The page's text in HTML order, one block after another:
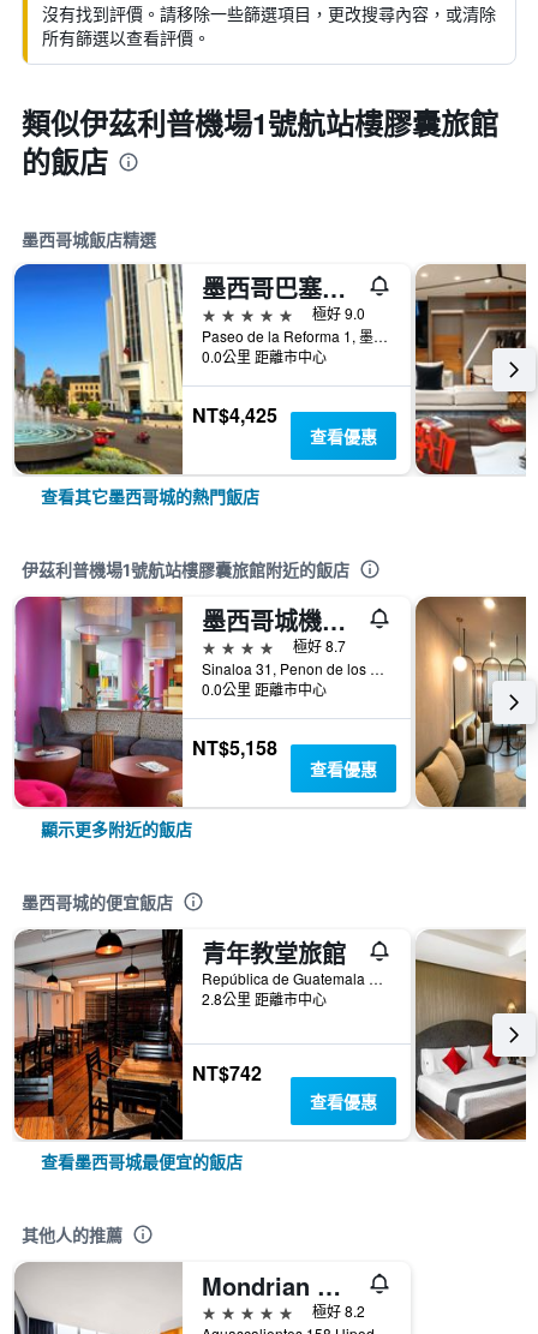
沒有找到評價。請移除一些篩選項目，更改搜尋內容，或清除
所有篩選以查看評價。
類似伊茲利普機場1號航站樓膠囊旅館
的飯店
墨西哥城飯店精選
墨西哥巴塞羅雷福瑪酒店
5星級
極好 9.0
Paseo de la Reforma 1, 墨西哥城, 墨西哥城, 墨西哥
0.0公里 距離市中心
NT$4,425
查看優惠
查看其它墨西哥城的熱門飯店
伊茲利普機場1號航站樓膠囊旅館附近的飯店
墨西哥城機場萬怡酒店
4星級
極好 8.7
Sinaloa 31, Penon de los Banos, 墨西哥城, 墨西哥城, 墨西哥
0.0公里 距離市中心
NT$5,158
查看優惠
顯示更多附近的飯店
墨西哥城的便宜飯店
青年教堂旅館
República de Guatemala No 4 Colonia Centro, 墨西哥城, 墨西哥城, 墨西哥
2.8公里 距離市中心
NT$742
查看優惠
查看墨西哥城最便宜的飯店
其他人的推薦
Mondrian Mexico City Condesa
5星級
極好 8.2